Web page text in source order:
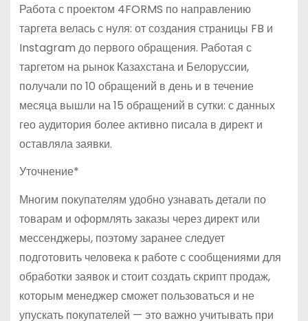
Работа с проектом 4FORMS по направлению
таргета велась с нуля: от создания страницы FB и
Instagram до первого обращения. Работая с
таргетом на рынок Казахстана и Белоруссии,
получали по 10 обращений в день и в течение
месяца вышли на 15 обращений в сутки: с данных
гео аудитория более активно писала в директ и
оставляла заявки.
Уточнение*
Многим покупателям удобно узнавать детали по
товарам и оформлять заказы через директ или
мессенджеры, поэтому заранее следует
подготовить человека к работе с сообщениями для
обработки заявок и стоит создать скрипт продаж,
которым менеджер сможет пользоваться и не
упускать покупателей — это важно учитывать при